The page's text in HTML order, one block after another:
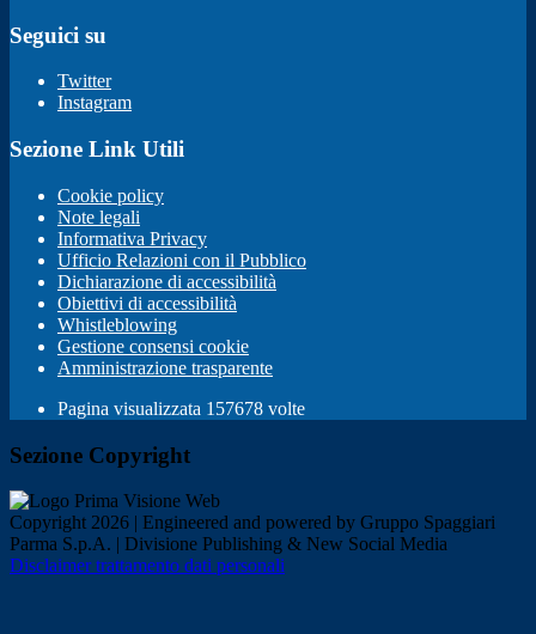
Seguici su
Twitter
Instagram
Sezione Link Utili
Cookie policy
Note legali
Informativa Privacy
Ufficio Relazioni con il Pubblico
Dichiarazione di accessibilità
Obiettivi di accessibilità
Whistleblowing
Gestione consensi cookie
Amministrazione trasparente
Pagina visualizzata 157678 volte
Sezione Copyright
Copyright 2026 | Engineered and powered by Gruppo Spaggiari
Parma S.p.A. | Divisione Publishing & New Social Media
Disclaimer trattamento dati personali